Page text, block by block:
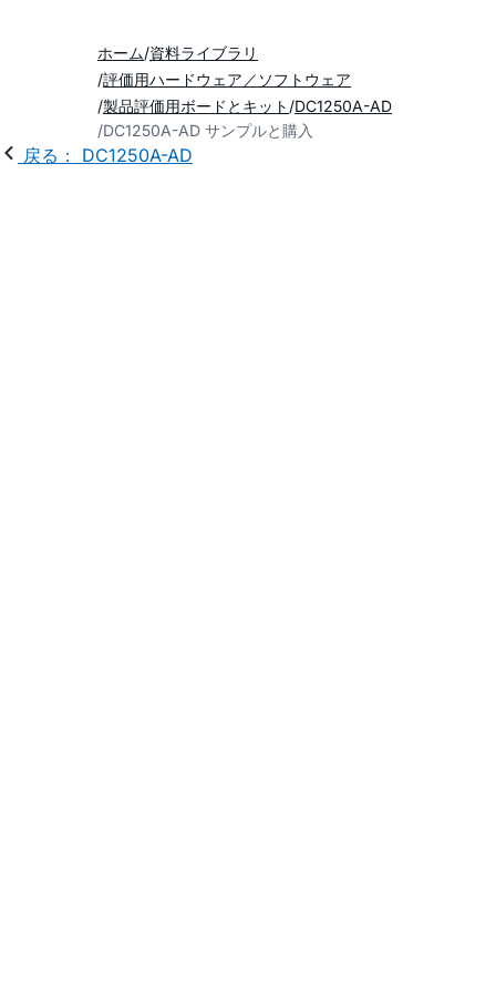
ホーム 資料ライブラリ
評価用ハードウェア／ソフトウェア
製品評価用ボードとキット DC1250A-AD
DC1250A-AD サンプルと購入
戻る： DC1250A-AD